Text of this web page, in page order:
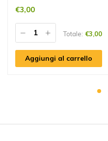
€3,00
Totale: €3,00
Aggiungi al carrello